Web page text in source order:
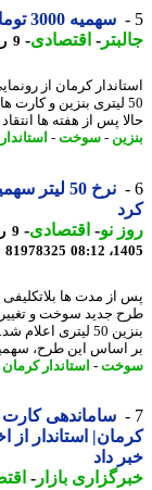
سهمیه 3000 تومانی بنزین آب رفت
-اقتصادی-9 روز پیش - چهارشنبه 7 مرداد 1405، 10:32
کرمان از
لیتری بنزین و کارت
پس از هفته ها انتقاد و
- سوخت-استاندار
نرخ 50 لیتر
نو- اقتصادی-
81978325
مدت ها بلاتکلیفی
جدید سوخت و تغییرات
بنزین 50 لیتری
این طرح، سهمیه ...
-استاندار کرمان -
ساماندهی کارت
استاندار از
داد
بازار-